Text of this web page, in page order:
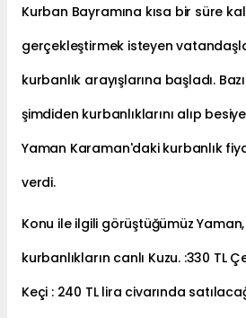
Kurban Bayramına kısa bir süre
gerçekleştirmek isteyen
kurbanlık arayışlarına başladı.
şimdiden kurbanlıklarını alıp
Yaman Karaman'daki kurbanlık
verdi.
Konu ile ilgili görüştüğümüz
kurbanlıkların canlı Kuzu. :330 TL
Keçi : 240 TL lira civarında